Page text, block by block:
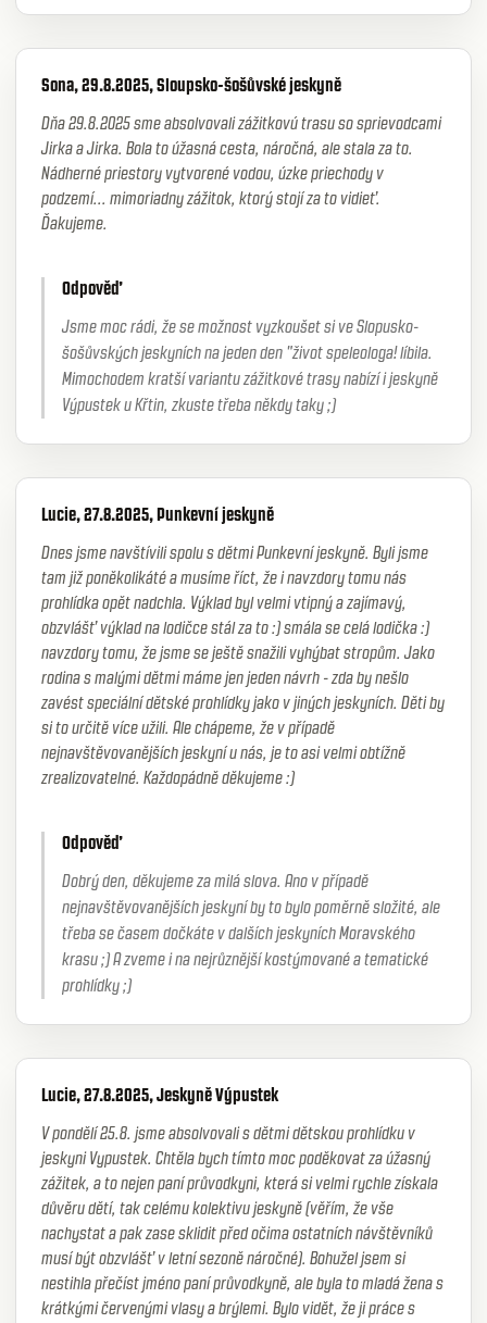
Sona, 29.8.2025, Sloupsko-šošůvské jeskyně
Dňa 29.8.2025 sme absolvovali zážitkovú trasu so sprievodcami
Jirka a Jirka. Bola to úžasná cesta, náročná, ale stala za to.
Nádherné priestory vytvorené vodou, úzke priechody v
podzemí... mimoriadny zážitok, ktorý stojí za to vidieť.
Ďakujeme.
Odpověď
Jsme moc rádi, že se možnost vyzkoušet si ve Slopusko-
šošůvských jeskyních na jeden den "život speleologa! líbila.
Mimochodem kratší variantu zážitkové trasy nabízí i jeskyně
Výpustek u Křtin, zkuste třeba někdy taky ;)
Lucie, 27.8.2025, Punkevní jeskyně
Dnes jsme navštívili spolu s dětmi Punkevní jeskyně. Byli jsme
tam již poněkolikáté a musíme říct, že i navzdory tomu nás
prohlídka opět nadchla. Výklad byl velmi vtipný a zajímavý,
obzvlášť výklad na lodičce stál za to :) smála se celá lodička :)
navzdory tomu, že jsme se ještě snažili vyhýbat stropům. Jako
rodina s malými dětmi máme jen jeden návrh - zda by nešlo
zavést speciální dětské prohlídky jako v jiných jeskyních. Děti by
si to určitě více užili. Ale chápeme, že v případě
nejnavštěvovanějších jeskyní u nás, je to asi velmi obtížně
zrealizovatelné. Každopádně děkujeme :)
Odpověď
Dobrý den, děkujeme za milá slova. Ano v případě
nejnavštěvovanějších jeskyní by to bylo poměrně složité, ale
třeba se časem dočkáte v dalších jeskyních Moravského
krasu ;) A zveme i na nejrůznější kostýmované a tematické
prohlídky ;)
Lucie, 27.8.2025, Jeskyně Výpustek
V pondělí 25.8. jsme absolvovali s dětmi dětskou prohlídku v
jeskyni Vypustek. Chtěla bych tímto moc poděkovat za úžasný
zážitek, a to nejen paní průvodkyni, která si velmi rychle získala
důvěru dětí, tak celému kolektivu jeskyně (věřím, že vše
nachystat a pak zase sklidit před očima ostatních návštěvníků
musí být obzvlášť v letní sezoně náročné). Bohužel jsem si
nestihla přečíst jméno paní průvodkyně, ale byla to mladá žena s
krátkými červenými vlasy a brýlemi. Bylo vidět, že ji práce s